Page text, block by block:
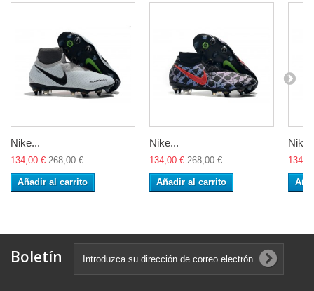
Nike...
134,00 € 268,00 €
Añadir al carrito
Nike...
134,00 € 268,00 €
Añadir al carrito
Boletín